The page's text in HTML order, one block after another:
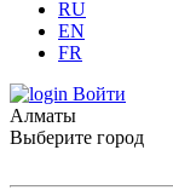
RU
EN
FR
Войти
Алматы
Выберите город